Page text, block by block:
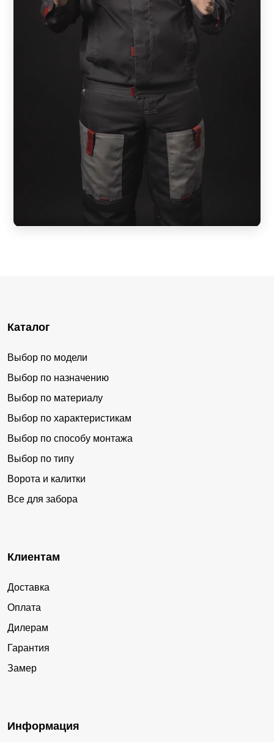
Каталог
Выбор по модели
Выбор по назначению
Выбор по материалу
Выбор по характеристикам
Выбор по способу монтажа
Выбор по типу
Ворота и калитки
Все для забора
Клиентам
Доставка
Оплата
Дилерам
Гарантия
Замер
Информация